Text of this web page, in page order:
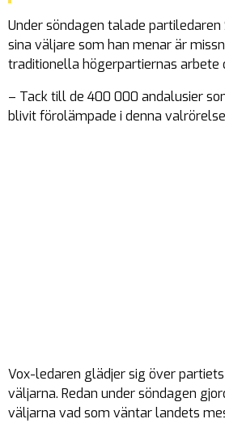
Under söndagen talade
sina väljare som han menar är
traditionella högerpartiernas arbete
– Tack till de 400 000 andalusier
blivit förolämpade i denna
Vox-ledaren glädjer sig över
väljarna. Redan under söndagen
väljarna vad som väntar landets